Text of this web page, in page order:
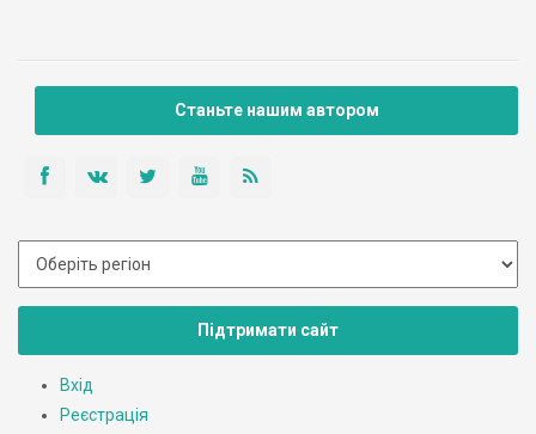
Станьте нашим автором
Підтримати сайт
Вхід
Реєстрація